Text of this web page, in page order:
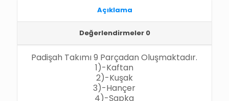
Açıklama
Değerlendirmeler 0
Padişah Takımı 9 Parçadan Oluşmaktadır.
1)-Kaftan
2)-Kuşak
3)-Hançer
4)-Şapka